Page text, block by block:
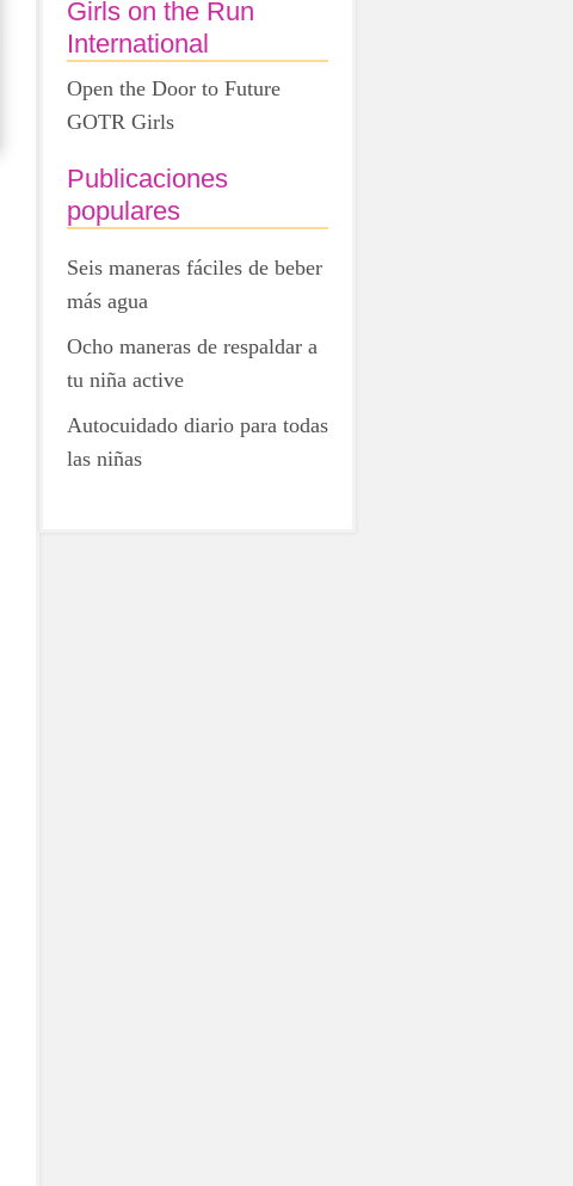
Girls on the Run
International
Open the Door to Future
GOTR Girls
Publicaciones
populares
Seis maneras fáciles de beber
más agua
Ocho maneras de respaldar a
tu niña active
Autocuidado diario para todas
las niñas